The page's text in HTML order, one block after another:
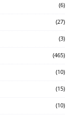
(6)
(27)
(3)
(465)
(10)
(15)
(10)